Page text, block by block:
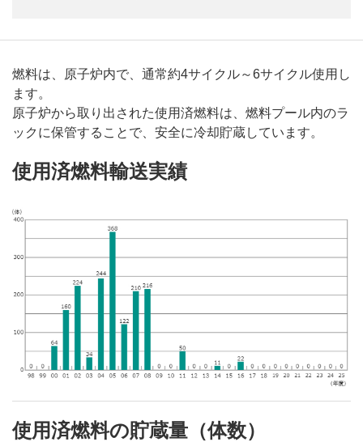
燃料は、原子炉内で、通常約4サイクル～6サイクル使用し
ます。
原子炉から取り出された使用済燃料は、燃料プール内のラ
ックに保管することで、安全に冷却貯蔵しています。
使用済燃料輸送実績
使用済燃料の貯蔵量（体数）